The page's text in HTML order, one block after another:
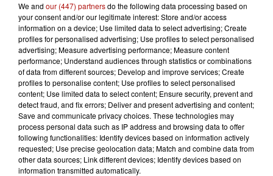
We and our (447) partnersdo the following data processing based on
your consent and/or our legitimate interest: Store and/or access
information on a device; Use limited data to select advertising; Create
profiles for personalised advertising; Use profiles to select personalised
advertising; Measure advertising performance; Measure content
performance; Understand audiences through statistics or combinations
of data from different sources; Develop and improve services; Create
profiles to personalise content; Use profiles to select personalised
content; Use limited data to select content; Ensure security, prevent and
detect fraud, and fix errors; Deliver and present advertising and content;
Save and communicate privacy choices. These technologies may
process personal data such as IP address and browsing data to offer
following functionalities: Identify devices based on information actively
requested; Use precise geolocation data; Match and combine data from
other data sources; Link different devices; Identify devices based on
information transmitted automatically.